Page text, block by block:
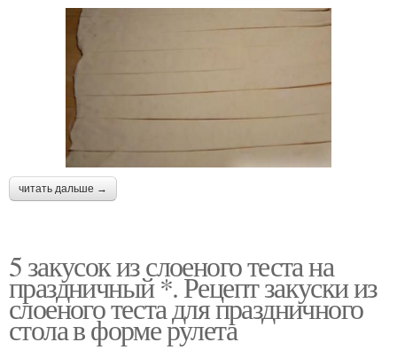
читать дальше →
5 закусок из слоеного теста на
праздничный *. Рецепт закуски из
слоеного теста для праздничного
стола в форме рулета